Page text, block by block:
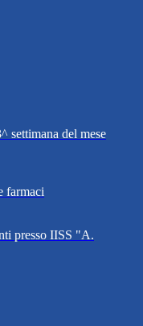
settimana del mese
farmaci
presso IISS "A.